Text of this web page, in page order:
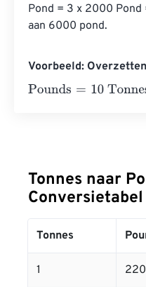
Pond = 3 x 2000
aan 6000 pond.
Voorbeeld:
Pounds= 10 Tonnes×
Tonnes naar
Conversietabel
Tonnes
1